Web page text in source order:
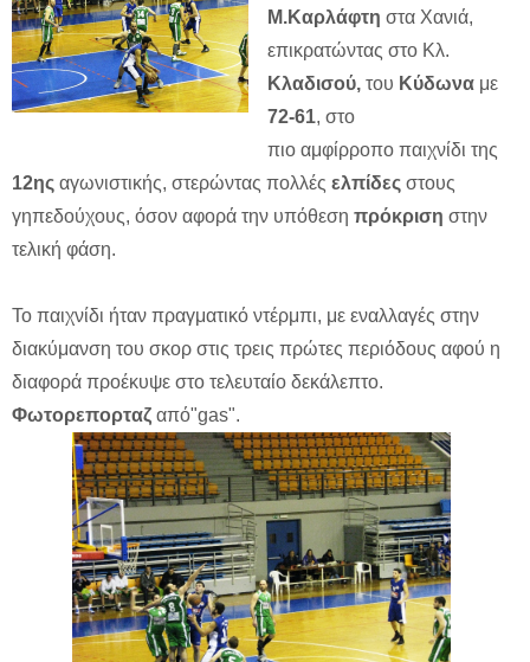
Μ.Καρλάφτη στα Χανιά,
επικρατώντας στο Κλ.
Κλαδισού, του Κύδωνα με
72-61, στο
πιο αμφίρροπο παιχνίδι της
12ης αγωνιστικής, στερώντας πολλές ελπίδες στους
γηπεδούχους, όσον αφορά την υπόθεση πρόκριση στην
τελική φάση.
Το παιχνίδι ήταν πραγματικό ντέρμπι, με εναλλαγές στην
διακύμανση του σκορ στις τρεις πρώτες περιόδους αφού η
διαφορά προέκυψε στο τελευταίο δεκάλεπτο.
Φωτορεπορταζ από"gas".